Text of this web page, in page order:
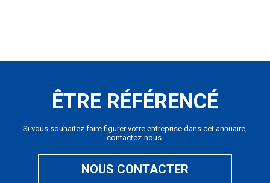
ÊTRE RÉFÉRENCÉ
Si vous souhaitez faire figurer votre entreprise dans cet annuaire,
contactez-nous.
NOUS CONTACTER